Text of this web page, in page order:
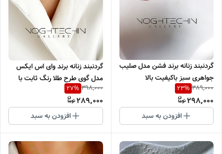
گردنبند زنانه برند فشن مدل صلیب
جواهری سبز باکیفیت بالا
389,000
23%
298,000
افزودن به سبد
گردنبند زنانه برند وای اس ایکس
مدل گوی طرح طلا رنگ ثابت با
کیفیت بالا
398,000
27%
289,000
افزودن به سبد